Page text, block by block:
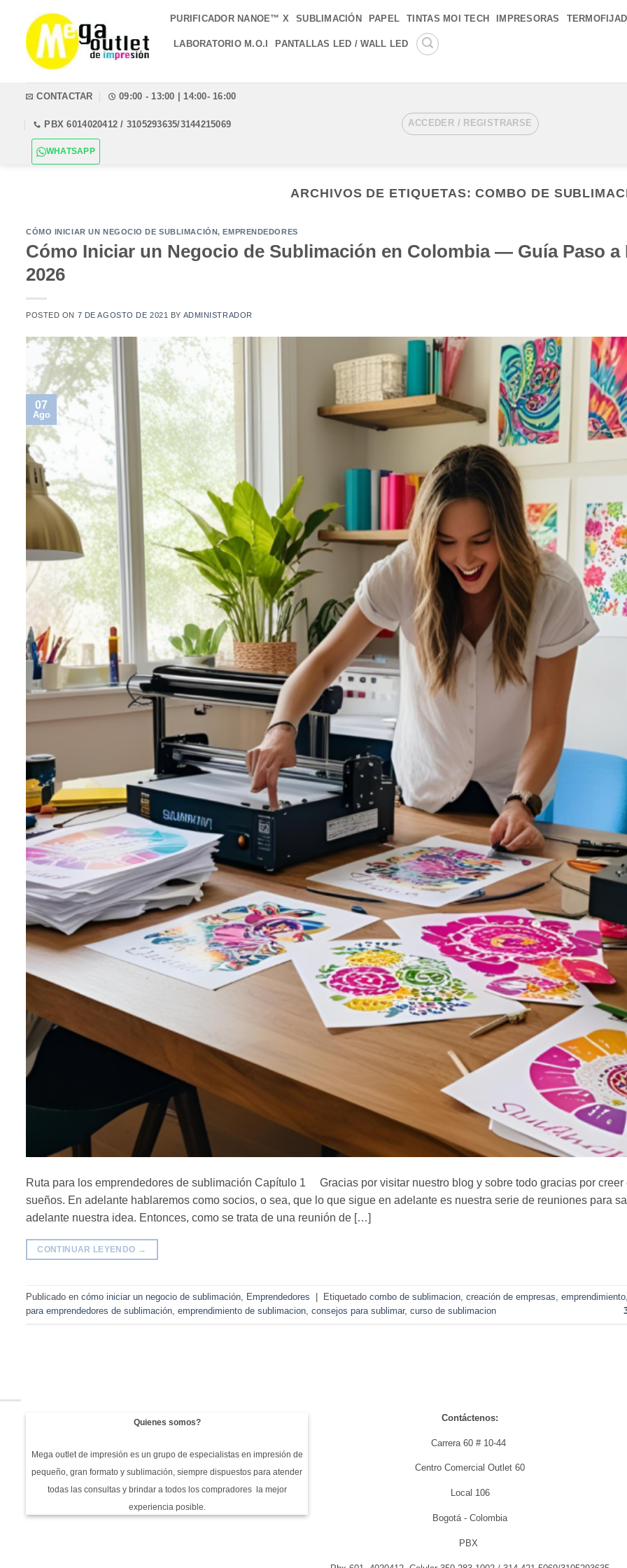
contenido
PURIFICADOR NANOE™ X SUBLIMACIÓN PAPEL TINTAS MOI TECH IMPRESORAS
LABORATORIO M.O.I PANTALLAS LED / WALL LED
CONTACTAR 09:00 - 13:00 | 14:00- 16:00
PBX 6014020412 / 3105293635/3144215069
WHATSAPP
ACCEDER / REGISTRARSE
ARCHIVOS DE ETIQUETAS:COMBO DE
CÓMO INICIAR UN NEGOCIO DE SUBLIMACIÓN,EMPRENDEDORES
Cómo Iniciar un Negocio de Sublimación en Colombia — Guía Paso a
2026
POSTED ON 7 DE AGOSTO DE 2021 BY ADMINISTRADOR
07
Ago
Ruta para los emprendedores de sublimación Capítulo 1 Gracias por visitar nuestro blog y sobre todo gracias por creer
sueños. En adelante hablaremos como socios, o sea, que lo que sigue en adelante es nuestra serie de reuniones para
adelante nuestra idea. Entonces, como se trata de una reunión de […]
CONTINUAR LEYENDO →
Publicado en cómo iniciar un negocio de sublimación, Emprendedores Etiquetado combo de sublimacion, creación de empresas, emprendimiento,
para emprendedores de sublimación, emprendimiento de sublimacion, consejos para sublimar, curso de sublimacion
Quienes somos?
Mega outlet de impresión es un grupo de especialistas en impresión de
pequeño, gran formato y sublimación, siempre dispuestos para atender
todas las consultas y brindar a todos los compradores la mejor
experiencia posible.
Contáctenos:
Carrera 60 # 10-44
Centro Comercial Outlet 60
Local 106
Bogotá - Colombia
PBX